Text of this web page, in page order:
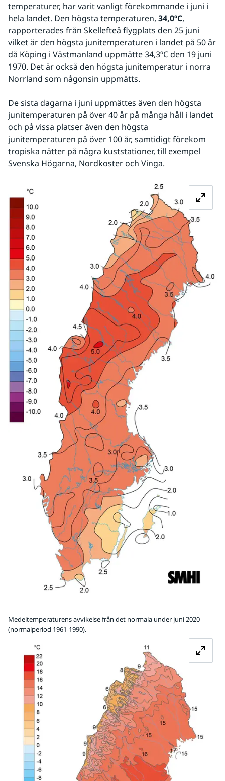
temperaturer, har varit vanligt förekommande i juni i
hela landet. Den högsta temperaturen, 34,0ºC,
rapporterades från Skellefteå flygplats den 25 juni
vilket är den högsta junitemperaturen i landet på 50 år
då Köping i Västmanland uppmätte 34,3ºC den 19 juni
1970. Det är också den högsta junitemperatur i norra
Norrland som någonsin uppmätts.
De sista dagarna i juni uppmättes även den högsta
junitemperaturen på över 40 år på många håll i landet
och på vissa platser även den högsta
junitemperaturen på över 100 år, samtidigt förekom
tropiska nätter på några kuststationer, till exempel
Svenska Högarna, Nordkoster och Vinga.
Medeltemperaturens avvikelse från det normala under juni 2020
(normalperiod 1961-1990).